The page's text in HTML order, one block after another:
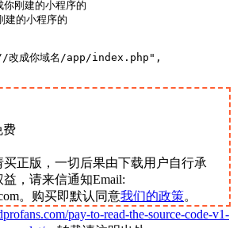
建的小程序的
的小程序的
你域名/app/index.php",
费
正版，一切后果由下载用户自行承
，请来信通知Email:
。购买即默认同意我们的政策。
pay-to-read-the-source-code-v1-